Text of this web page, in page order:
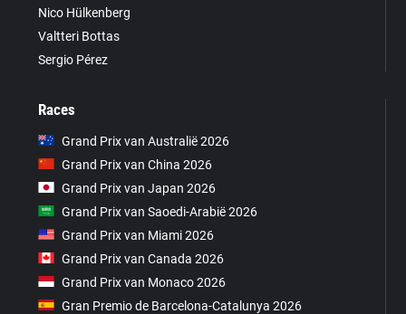
Nico Hülkenberg
Valtteri Bottas
Sergio Pérez
Races
Grand Prix van Australië 2026
Grand Prix van China 2026
Grand Prix van Japan 2026
Grand Prix van Saoedi-Arabië 2026
Grand Prix van Miami 2026
Grand Prix van Canada 2026
Grand Prix van Monaco 2026
Gran Premio de Barcelona-Catalunya 2026